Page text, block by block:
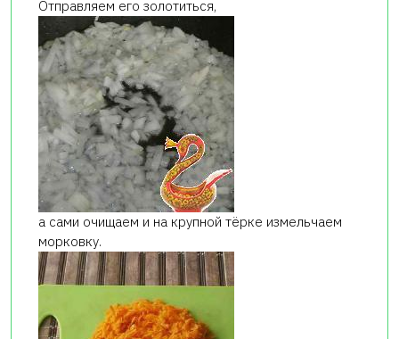
Отправляем его золотиться,
а сами очищаем и на крупной тёрке измельчаем
морковку.